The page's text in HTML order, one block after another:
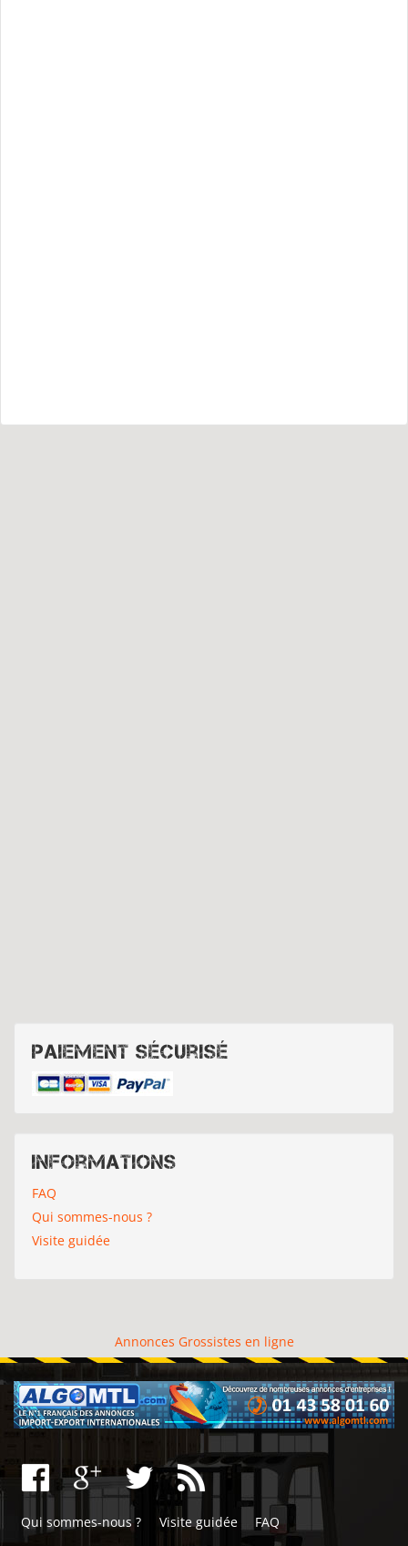
Paiement sécurisé
Informations
FAQ
Qui sommes-nous ?
Visite guidée
Annonces Grossistes en ligne
Qui sommes-nous ? Visite guidée FAQ